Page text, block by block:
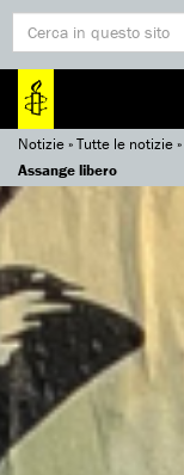
Notizie»Tutte le notizie»
Assange libero